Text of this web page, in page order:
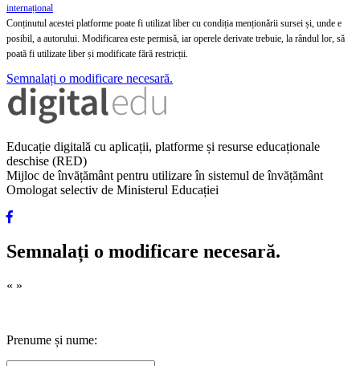
internațional
Conținutul acestei platforme poate fi utilizat liber cu condiția menționării sursei și, unde e
posibil, a autorului. Modificarea este permisă, iar operele derivate trebuie, la rândul lor, să
poată fi utilizate liber și modificate fără restricții.
Semnalați o modificare necesară.
Educație digitală cu aplicații, platforme și resurse educaționale
deschise (RED)
Mijloc de învățământ pentru utilizare în sistemul de învățământ
Omologat selectiv de Ministerul Educației
Semnalați o modificare necesară.
« »
Prenume și nume: